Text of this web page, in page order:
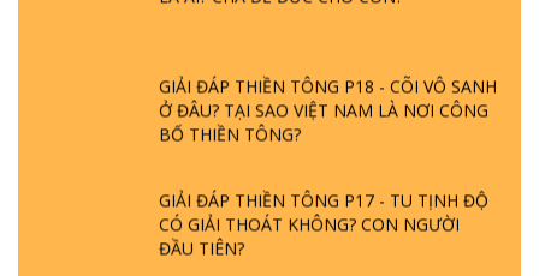
GIẢI ĐÁP THIỀN TÔNG P18 - CÕI VÔ SANH
Ở ĐÂU? TẠI SAO VIỆT NAM LÀ NƠI CÔNG
BỐ THIỀN TÔNG?
GIẢI ĐÁP THIỀN TÔNG P17 - TU TỊNH ĐỘ
CÓ GIẢI THOÁT KHÔNG? CON NGƯỜI
ĐẦU TIÊN?